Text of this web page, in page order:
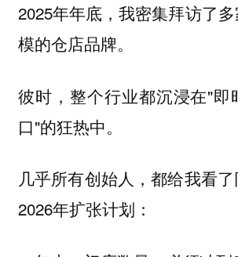
2025年年底，我密集拜访了
模的仓店品牌。
彼时，整个行业都沉浸在"即
口"的狂热中。
几乎所有创始人，都给我看
2026年扩张计划：